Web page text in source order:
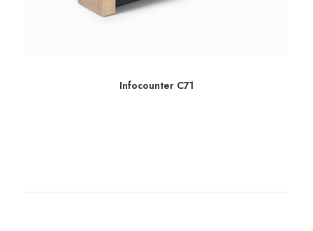
Infocounter C71